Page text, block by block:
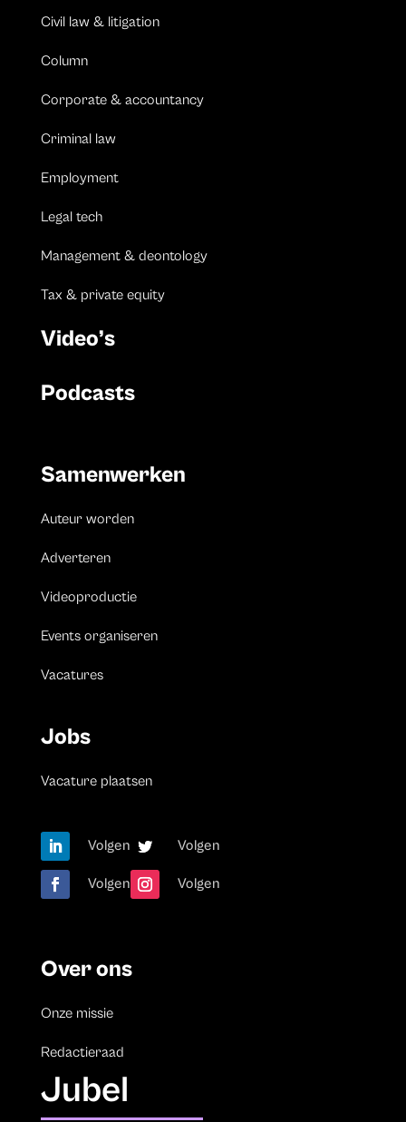
Civil law & litigation
Column
Corporate & accountancy
Criminal law
Employment
Legal tech
Management & deontology
Tax & private equity
Video’s
Podcasts
Samenwerken
Auteur worden
Adverteren
Videoproductie
Events organiseren
Vacatures
Jobs
Vacature plaatsen
Volgen Volgen
Volgen Volgen
Over ons
Onze missie
Redactieraad
Jubel